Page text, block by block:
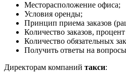
Месторасположение офиса;
Условия оренды;
Принцип приема заказов
Количество заказов,
Количество обязательных
Получить ответы на
Директорам компаний такси: